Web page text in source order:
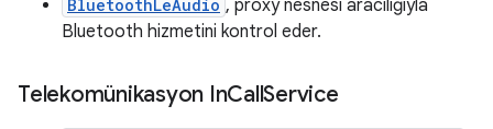
BluetoothLeAudio , proxy nesnesi aracılığıyla
Bluetooth hizmetini kontrol eder.
Telekomünikasyon InCallService